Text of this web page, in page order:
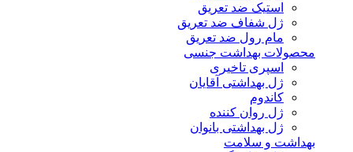
استیک ضد تعریق
ژل شفاف ضد تعریق
مام رول ضد تعریق
محصولات بهداشت جنسی
اسپری تاخیری
ژل بهداشتی آقایان
کاندوم
ژل روان کننده
ژل بهداشتی بانوان
بهداشت و سلامت